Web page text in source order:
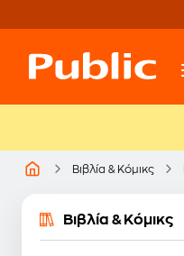
Βιβλία & Κόμικς
Βιβλία & Κόμικς